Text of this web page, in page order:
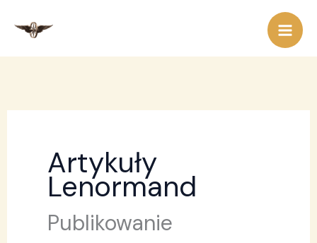
treści
Artykuły
Lenormand
Publikowanie